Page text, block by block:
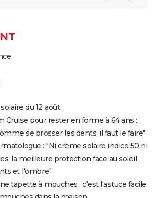
du 12 août
Cruise pour rester en forme à 64 ans :
se brosser les dents, il faut le faire"
: "Ni crème solaire indice 50 ni
la meilleure protection face au soleil
et l'ombre"
tapette à mouches : c'est l'astuce facile